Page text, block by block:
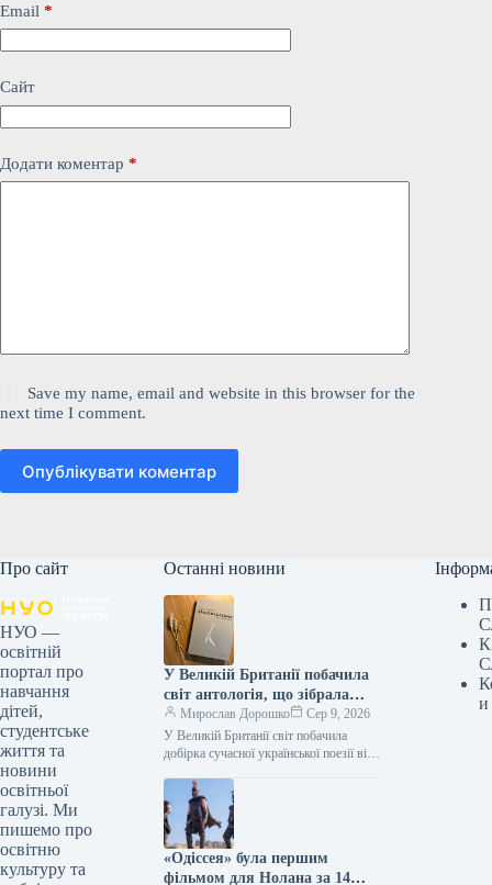
Email *
Сайт
Додати коментар *
Save my name, email and website in this browser for the
next time I comment.
Опублікувати коментар
Про сайт
НУО —
освітній
портал про
навчання
дітей,
студентське
життя та
новини
освітньої
галузі. Ми
пишемо про
освітню
культуру та
Останні новини
У Великій Британії побачила
світ антологія, що зібрала
твори дванадцяти
українських поетес, а у Швеції
видано збірку текстів
Мирослав Дорошко
Сер 9, 2026
У Великій Британії світ побачила
добірка сучасної української поезії від
Ukrainian Women’s Poetry. До…
«Одіссея» була першим
фільмом для Нолана за 14
и